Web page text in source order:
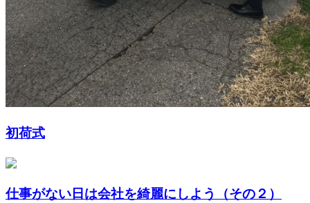
初荷式
仕事がない日は会社を綺麗にしよう（その２）